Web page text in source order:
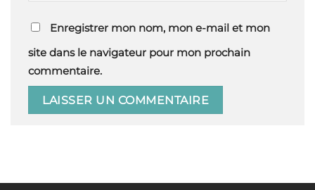
Enregistrer mon nom, mon e-mail et mon
site dans le navigateur pour mon prochain
commentaire.